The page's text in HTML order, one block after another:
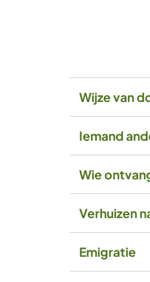
Wijze van
Iemand
Wie
Verhuizen
Emigratie